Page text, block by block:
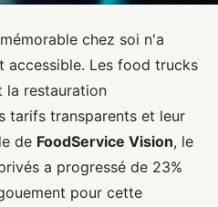
chez soi n'a
accessible. Les food trucks
la restauration
tarifs transparents et leur
de FoodService Vision, le
a progressé de 23%
pour cette